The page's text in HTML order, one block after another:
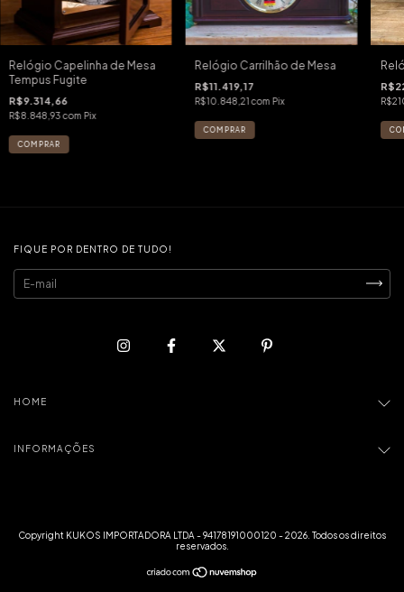
Relógio Capelinha de Mesa
Tempus Fugite
R$9.314,66
R$8.848,93com Pix
Relógio Carrilhão de Mesa
R$11.419,17
R$10.848,21com Pix
FIQUE POR DENTRO DE TUDO!
HOME
INFORMAÇÕES
Copyright KUKOS IMPORTADORA LTDA - 94178191000120 - 2026. Todos os direitos
reservados.